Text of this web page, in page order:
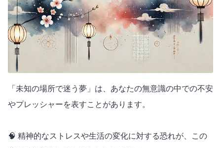
「未知の場所で迷う夢」は、あなたの無意識の中での不安
やプレッシャーを表すことがあります。
🧠 精神的なストレスや生活の変化に対する恐れが、この